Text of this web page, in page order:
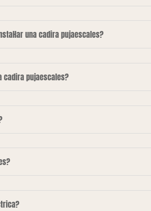
una cadira pujaescales?
cadira pujaescales?